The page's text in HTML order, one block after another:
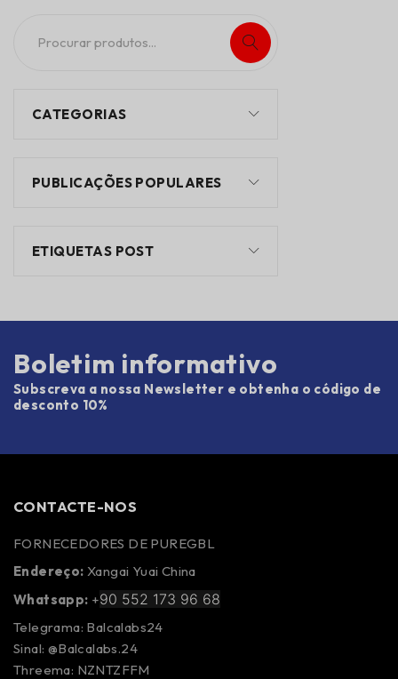
CATEGORIAS
PUBLICAÇÕES POPULARES
ETIQUETAS POST
Boletim informativo
Subscreva a nossa Newsletter e obtenha o código de
desconto 10%
CONTACTE-NOS
FORNECEDORES DE PUREGBL
Endereço: Xangai Yuai China
Whatsapp: +90 552 173 96 68
Telegrama: Balcalabs24
Sinal: @Balcalabs.24
Threema: NZNTZFFM